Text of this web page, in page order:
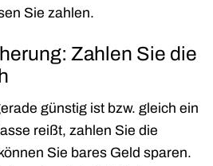
Sie zahlen.
Zahlen Sie die
günstig ist bzw. gleich ein
reißt, zahlen Sie die
Sie bares Geld sparen.